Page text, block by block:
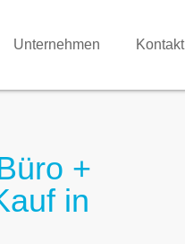
Unternehmen Kontakt
+
in